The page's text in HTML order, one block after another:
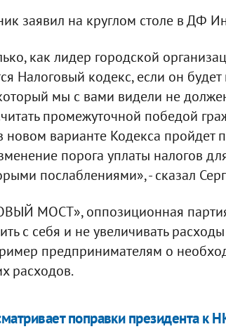
заявил на круглом столе в ДФ
как лидер городской
Налоговый кодекс, если он
мы с вами видели не
промежуточной победой
новом варианте Кодекса пройдет
порога уплаты налогов
послаблениями», - сказал
МОСТ», оппозиционная
с себя и не увеличивать
предпринимателям о
расходов.
поправки президента к